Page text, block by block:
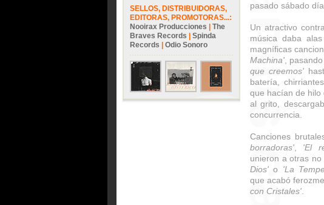
SELLOS, DISTRIBUIDORAS,
EDITORAS, PROMOTORAS...:
Nooirax Producciones
The
Braves Records
Spinda
Records
Odio Sonoro
pasado sábado
Un atractivo
música daba
magníficas
Machina' ,
que creemos'
batería,
que hacían de hilo
al grito,
concurrencia.
Canciones
borradoras'
'El
unieron a otras
Dios' o 'La
que acabó
con Cristales'